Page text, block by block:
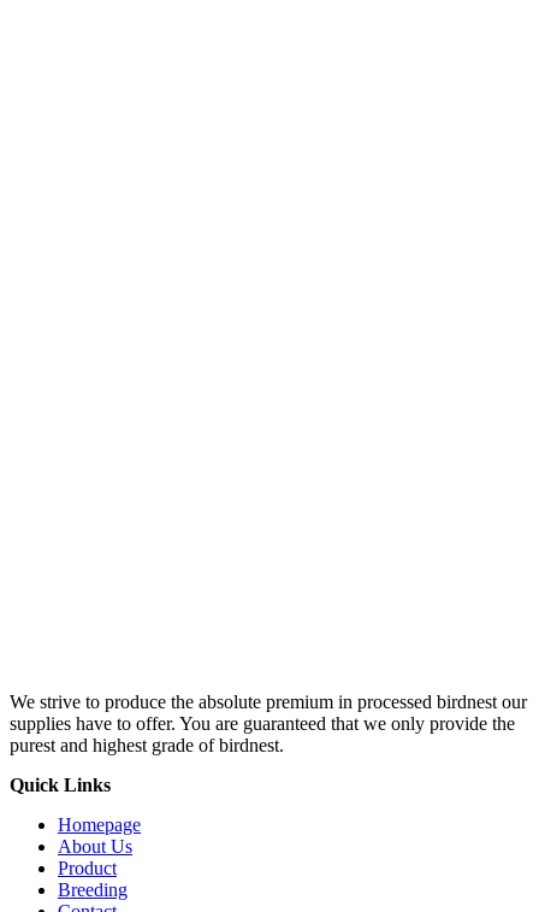
We strive to produce the absolute premium in processed birdnest our
supplies have to offer. You are guaranteed that we only provide the
purest and highest grade of birdnest.
Quick Links
Homepage
About Us
Product
Breeding